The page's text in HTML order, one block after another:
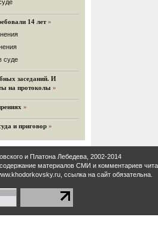
ЮКОСа
$50 млрд
Иван Стариков.
сильная, мощная и
преклонения
«Эха Москвы» чтут
Филипповны.
Ходорковская:
молодой!»
о судьбе
14 лет »
суде
заседаний. И
на протоколы »
»
и приговор »
и Платона Лебедева, 2002-2014
материалов CМИ и комментариев
ссылка на сайт обязательна.